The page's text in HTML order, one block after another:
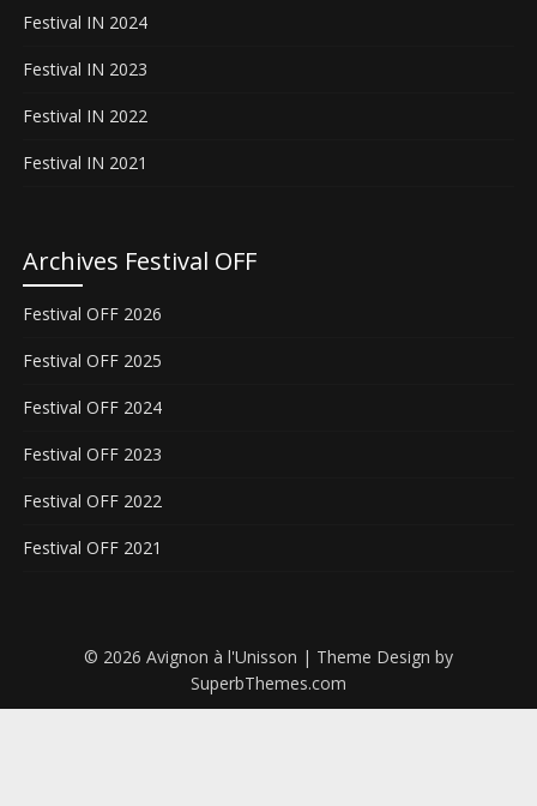
Festival IN 2024
Festival IN 2023
Festival IN 2022
Festival IN 2021
Archives Festival OFF
Festival OFF 2026
Festival OFF 2025
Festival OFF 2024
Festival OFF 2023
Festival OFF 2022
Festival OFF 2021
© 2026 Avignon à l'Unisson | Theme Design by
SuperbThemes.com